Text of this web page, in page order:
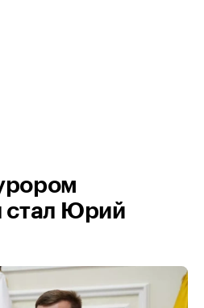
стал Юрий